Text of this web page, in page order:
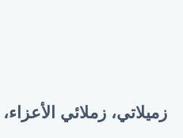
زميلاتي، زملائي الأعزاء،